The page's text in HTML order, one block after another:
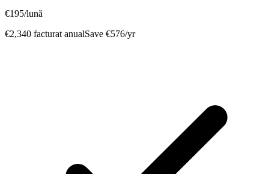
€195/lună
€2,340 facturat anualSave €576/yr